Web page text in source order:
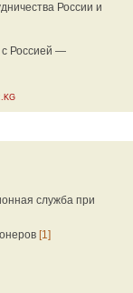
России и
с Россией —
служба при
[1]